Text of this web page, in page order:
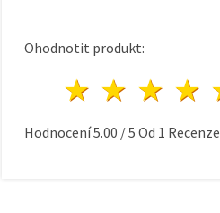
Ohodnotit produkt:
3
2
1 hvězda
Hodnocení5.00 /5 Od 1